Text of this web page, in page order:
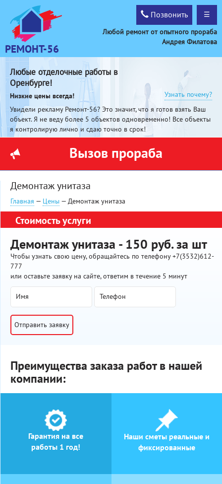
Позвонить ☰
РЕМОНТ-56
Любой ремонт от опытного прораба
Андрея Филатова
Любые отделочные работы в
Оренбурге!
Низкие цены всегда!
Узнать почему?
Увидели рекламу Ремонт-56? Это значит, что я готов взять Ваш
объект. Я не веду более 5 объектов одновременно! Все объекты
я контролирую лично и сдаю точно в срок!
Вызов прораба
Демонтаж унитаза
Главная — Цены — Демонтаж унитаза
Стоимость услуги
Демонтаж унитаза - 150 руб. за шт
Чтобы узнать свою цену, обращайтесь по телефону +7(3532)612-
777
или оставьте заявку на сайте, ответим в течение 5 минут
Отправить заявку
Преимущества заказа работ в нашей
компании:
Гарантия на все
работы 1 год!
Наши сметы реальные и
фиксированные